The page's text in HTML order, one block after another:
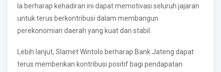
Ia berharap kehadiran ini dapat memotivasi seluruh jajaran
untuk terus berkontribusi dalam membangun
perekonomian daerah yang kuat dan stabil.
Lebih lanjut, Slamet Wintolo berharap Bank Jateng dapat
terus memberikan kontribusi positif bagi pendapatan